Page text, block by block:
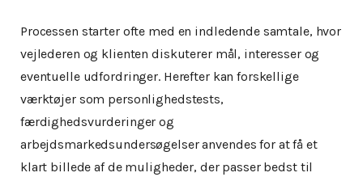
Processen starter ofte med en indledende samtale, hvor
vejlederen og klienten diskuterer mål, interesser og
eventuelle udfordringer. Herefter kan forskellige
værktøjer som personlighedstests,
færdighedsvurderinger og
arbejdsmarkedsundersøgelser anvendes for at få et
klart billede af de muligheder, der passer bedst til